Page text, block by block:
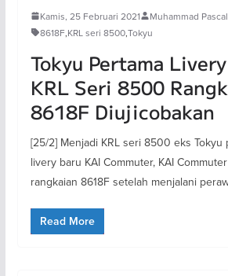
Kamis, 25 Februari 2021
Muhammad
8618F,KRL seri 8500,Tokyu
Tokyu Pertama
KRL Seri 8500
8618F Diujicobakan
[25/2] Menjadi KRL seri 8500 eks Tokyu
livery baru KAI Commuter, KAI
rangkaian 8618F setelah menjalani
Read More